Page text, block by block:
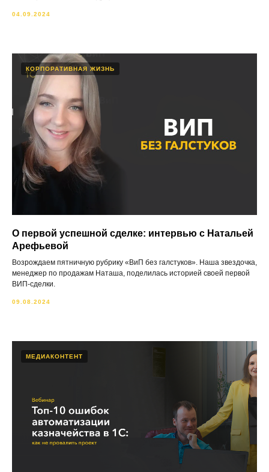
04.09.2024
КОРПОРАТИВНАЯ ЖИЗНЬ
О первой успешной сделке: интервью с Натальей
Арефьевой
Возрождаем пятничную рубрику «ВиП без галстуков». Наша звездочка,
менеджер по продажам Наташа, поделилась историей своей первой
ВИП-сделки.
09.08.2024
МЕДИАКОНТЕНТ